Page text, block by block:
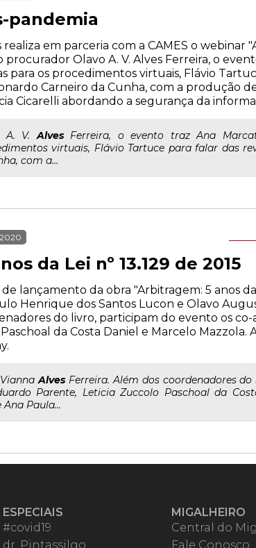
pandemia
realiza em parceria com a CAMES o webinar
procurador Olavo A. V. Alves Ferreira, o
para os procedimentos virtuais, Flávio
Carneiro da Cunha, com a produção
Cicarelli abordando a segurança da
A. V.AlvesFerreira, o evento traz Ana
virtuais, Flávio Tartuce para falar das
com a...
da Lei nº 13.129 de 2015
lançamento da obra "Arbitragem: 5 anos da
Henrique dos Santos Lucon e Olavo
do livro, participam do evento os
da Costa Daniel e Marcelo Mazzola.
ViannaAlves Ferreira. Além dos coordenadores
Parente, Leticia Zuccolo Paschoal da
Paula...
ESPECIAIS
#covid19
dr. Pintassilgo
MIGALHEIRO
Central do
Fale Conosco